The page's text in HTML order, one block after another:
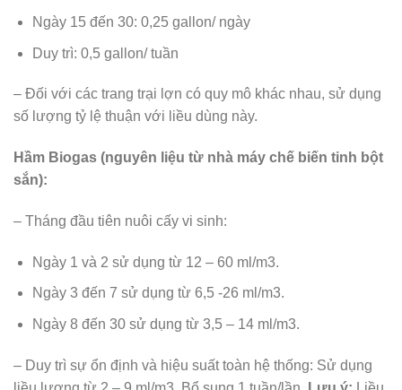
Ngày 15 đến 30: 0,25 gallon/ ngày
Duy trì: 0,5 gallon/ tuần
– Đối với các trang trại lợn có quy mô khác nhau, sử dụng
số lượng tỷ lệ thuận với liều dùng này.
Hầm Biogas (nguyên liệu từ nhà máy chế biến tinh bột
sắn):
– Tháng đầu tiên nuôi cấy vi sinh:
Ngày 1 và 2 sử dụng từ 12 – 60 ml/m3.
Ngày 3 đến 7 sử dụng từ 6,5 -26 ml/m3.
Ngày 8 đến 30 sử dụng từ 3,5 – 14 ml/m3.
– Duy trì sự ổn định và hiệu suất toàn hệ thống: Sử dụng